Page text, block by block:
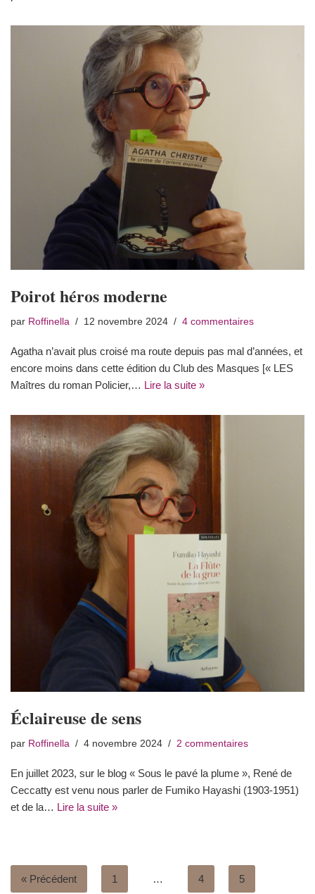
Poirot héros moderne
par Roffinella 12 novembre 2024 4 commentaires
Agatha n’avait plus croisé ma route depuis pas mal d’années, et
encore moins dans cette édition du Club des Masques [« LES
Maîtres du roman Policier,… Lire la suite »
Éclaireuse de sens
par Roffinella 4 novembre 2024 2 commentaires
En juillet 2023, sur le blog « Sous le pavé la plume », René de
Ceccatty est venu nous parler de Fumiko Hayashi (1903-1951)
et de la… Lire la suite »
« Précédent 1 … 4 5